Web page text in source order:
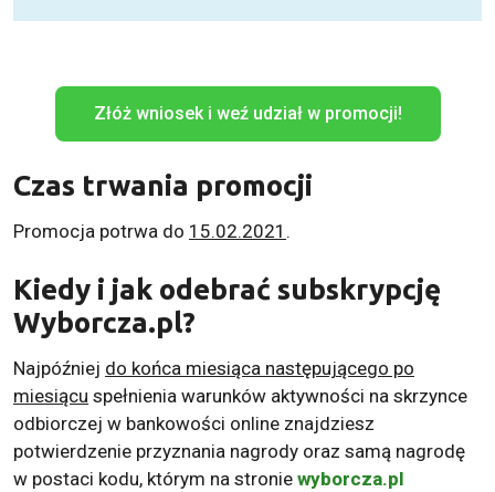
Złóż wniosek i weź udział w promocji!
Czas trwania promocji
Promocja potrwa do 15.02.2021 .
Kiedy i jak odebrać subskrypcję
Wyborcza.pl?
Najpóźniej do końca miesiąca następującego po
miesiącu spełnienia warunków aktywności na skrzynce
odbiorczej w bankowości online znajdziesz
potwierdzenie przyznania nagrody oraz samą nagrodę
w postaci kodu, którym na stronie wyborcza.pl